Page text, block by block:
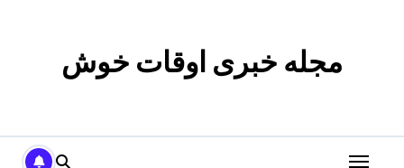
مجله خبری اوقات خوش